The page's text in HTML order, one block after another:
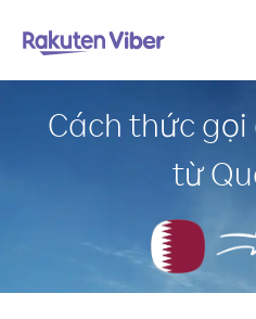
Cách thức
từ